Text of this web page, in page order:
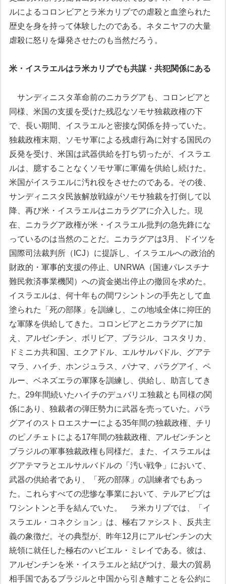
ルによるコロンビアとラ米カリブでの虐殺と血塗られた
歴史を身を持って体験したのである。ネタニヤフの大量
虐殺に怒りを爆発させたのも当然だろう。
米・イスラエルはラ米カリブでも共謀・共犯関係にある
サンディニスタ革命前のニカラグアも、コロンビアと
同様、米国の支援を受けた残忍なソモサ独裁政権の下
で、長い期間、イスラエルと密接な関係を持っていた。
独裁政権末期、ソモサ軍による残虐行為に対する国民の
反発を受け、米国は武器供給を打ち切ったが、イスラエ
ルは、臆することなくソモサ軍に軍備を供給し続けた。
米国がイスラエルに汚れ役をさせたのである。その後、
サンディニスタ民族解放戦線がソモサ独裁を打倒して以
降、再び米・イスラエルはニカラグアに介入した。現
在、ニカラグア政権が米・イスラエル批判の急先鋒にな
っているのは当然のことだ。ニカラグアは3月、ドイツを
国際司法裁判所（ICJ）に提訴し、イスラエルへの政治的
財政的・軍事的支援の停止、UNRWA（国連パレスチナ
難民救済事業機関）への資金拠出停止の撤回を求めた。
イスラエルは、何十年もの間ワシントンの手先として血
塗られた「死の部隊」を訓練し、この地域全体に抑圧的
な軍隊を供給してきた。コロンビアとニカラグアに加
え、アルゼンチン、ボリビア、ブラジル、コスタリカ、
ドミニカ共和国、エクアドル、エルサルバドル、グアテ
マラ、ハイチ、ホンジュラス、パナマ、パラグアイ、ペ
ルー、ベネズエラの軍隊を訓練し、供給し、助言してき
た。 29年間続いたハイチのデュバリエ独裁とも同様の関
係にあり、独裁者の弾圧勢力に武器を売っていた。パラ
グアイのストロエスナーによる35年間の独裁政権、チリ
のピノチェトによる17年間の独裁政権、アルゼンチンと
ブラジルの軍事独裁政権も同様だ。また、イスラエルは
グアテマラとエルサルバドルの「汚い戦争」において、
武器の供給者であり、「死の部隊」の訓練者でもあっ
た。これらすべての悲惨な事業において、テルアビブは
ワシントンと手を結んでいた。
ラ米カリブでは、「イ
スラエル・コネクション」は、極右ファシスト、反共主
義の象徴だ。その典型が、昨年12月にアルゼンチンの大
統領に就任した極右のハビエル・ミレイである。彼は、
アルゼンチンを米・イスラエルと結びつけ、最大の貿易
相手国であるブラジルと中国から引き離すことを公約に